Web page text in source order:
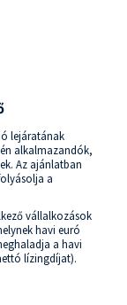
lejáratának
alkalmazandók,
Az ajánlatban
a
vállalkozások
havi euró
a havi
lízingdíjat).